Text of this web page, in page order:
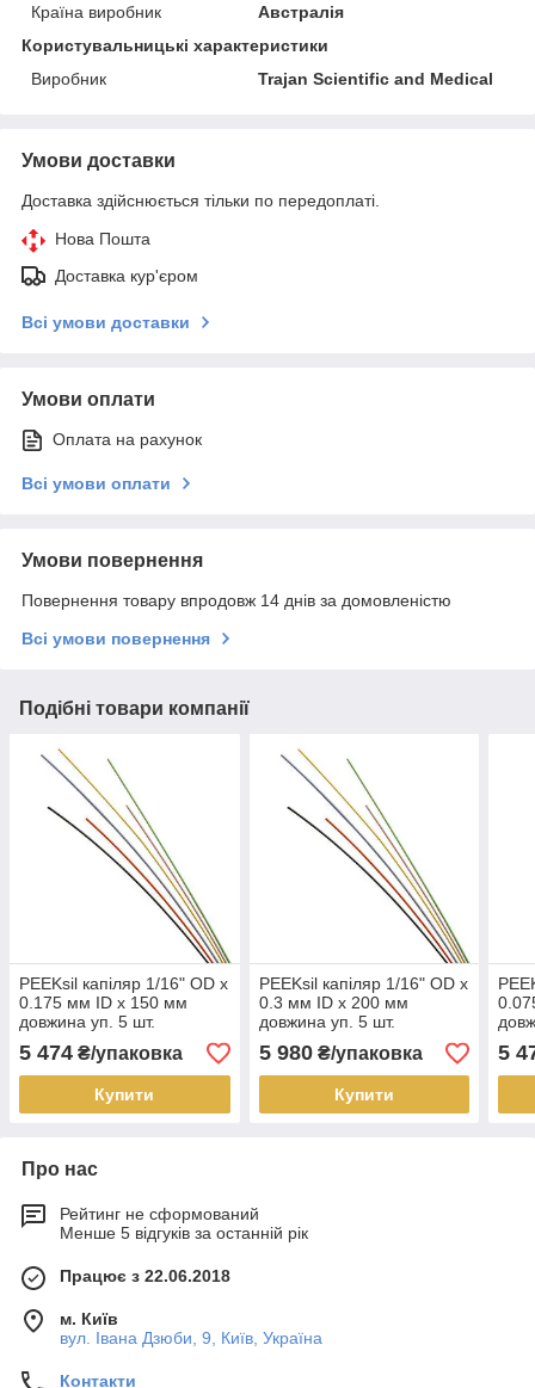
Країна виробник
Австралія
Користувальницькі характеристики
Виробник
Trajan Scientific and Medical
Умови доставки
Доставка здійснюється тільки по передоплаті.
Нова Пошта
Доставка кур'єром
Всі умови доставки
Умови оплати
Оплата на рахунок
Всі умови оплати
Умови повернення
Повернення товару впродовж 14 днів за домовленістю
Всі умови повернення
Подібні товари компанії
PEEKsil капіляр 1/16" OD x
0.175 мм ID x 150 мм
довжина уп. 5 шт.
5 474 ₴/упаковка
Купити
PEEKsil капіляр 1/16" OD x
0.3 мм ID x 200 мм
довжина уп. 5 шт.
5 980₴/упаковка
Купити
5
Про нас
Рейтинг не сформований
Менше 5 відгуків за останній рік
Працює з 22.06.2018
м. Київ
вул. Івана Дзюби, 9, Київ, Україна
Контакти